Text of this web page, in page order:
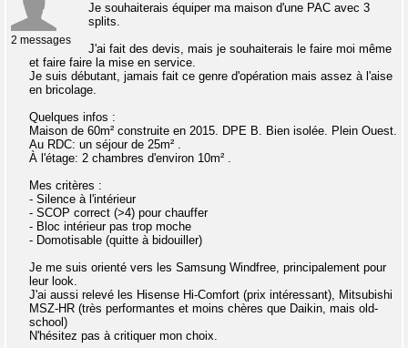
2 messages
Je souhaiterais équiper ma maison d'une PAC avec 3
splits.
J'ai fait des devis, mais je souhaiterais le faire moi même
et faire faire la mise en service.
Je suis débutant, jamais fait ce genre d'opération mais assez à l'aise
en bricolage.
Quelques infos :
Maison de 60m² construite en 2015. DPE B. Bien isolée. Plein Ouest.
Au RDC: un séjour de 25m² .
À l'étage: 2 chambres d'environ 10m² .
Mes critères :
- Silence à l'intérieur
- SCOP correct (>4) pour chauffer
- Bloc intérieur pas trop moche
- Domotisable (quitte à bidouiller)
Je me suis orienté vers les Samsung Windfree, principalement pour
leur look.
J'ai aussi relevé les Hisense Hi-Comfort (prix intéressant), Mitsubishi
MSZ-HR (très performantes et moins chères que Daikin, mais old-
school)
N'hésitez pas à critiquer mon choix.